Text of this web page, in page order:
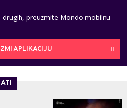
preuzmite Mondo mobilnu
APLIKACIJU
1